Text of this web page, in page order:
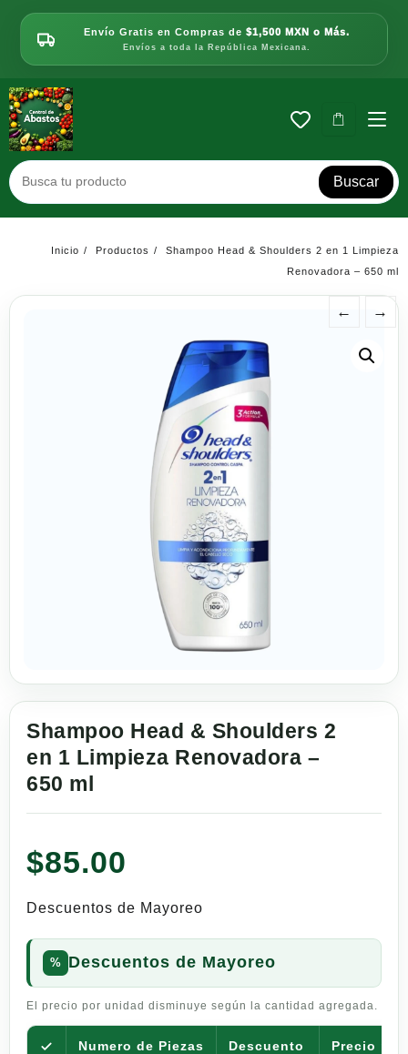
contenido
Envío Gratis en Compras de $1,500 MXN o Más.
Envíos a toda la República Mexicana.
Buscar
Inicio Productos
Shampoo Head & Shoulders 2 en 1 Limpieza
Renovadora – 650 ml
← →
Shampoo Head & Shoulders 2
en 1 Limpieza Renovadora –
650 ml
$85.00
Descuentos de Mayoreo
Descuentos de Mayoreo
El precio por unidad disminuye según la cantidad agregada.
Numero de Piezas Descuento Precio por